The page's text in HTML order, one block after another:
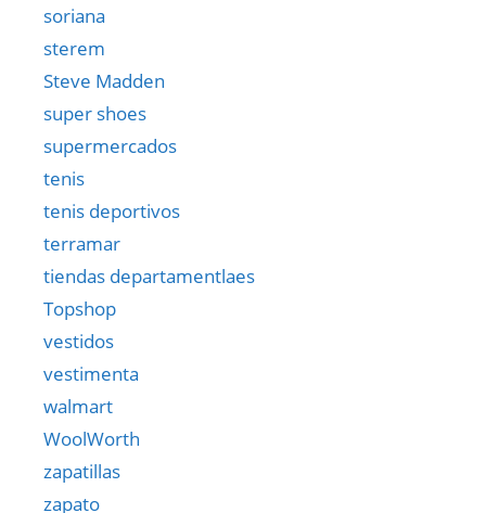
soriana
sterem
Steve Madden
super shoes
supermercados
tenis
tenis deportivos
terramar
tiendas departamentlaes
Topshop
vestidos
vestimenta
walmart
WoolWorth
zapatillas
zapato